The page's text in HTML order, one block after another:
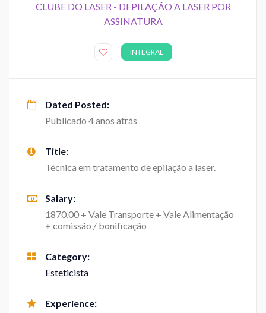
CLUBE DO LASER - DEPILAÇÃO A LASER POR
ASSINATURA
INTEGRAL
Dated Posted:
Publicado 4 anos atrás
Title:
Técnica em tratamento de epilação a laser.
Salary:
1870,00 + Vale Transporte + Vale Alimentação
+ comissão / bonificação
Category:
Esteticista
Experience: